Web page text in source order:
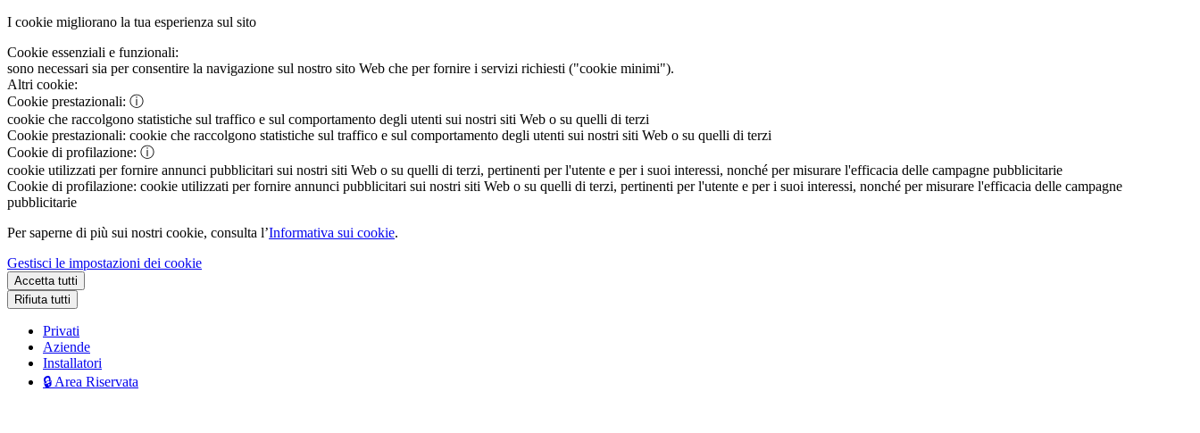
I cookie migliorano la tua esperienza sul sito
Cookie essenziali e funzionali:
sono necessari sia per consentire la navigazione sul nostro sito Web che per fornire i servizi richiesti ("cookie minimi").
Altri cookie:
Cookie prestazionali: ⓘ
cookie che raccolgono statistiche sul traffico e sul comportamento degli utenti sui nostri siti Web o su quelli di terzi
Cookie prestazionali: cookie che raccolgono statistiche sul traffico e sul comportamento degli utenti sui nostri siti Web o su quelli di terzi
Cookie di profilazione: ⓘ
cookie utilizzati per fornire annunci pubblicitari sui nostri siti Web o su quelli di terzi, pertinenti per l'utente e per i suoi interessi, nonché per misurare l'efficacia delle campagne pubblicitarie
Cookie di profilazione: cookie utilizzati per fornire annunci pubblicitari sui nostri siti Web o su quelli di terzi, pertinenti per l'utente e per i suoi interessi, nonché per misurare l'efficacia delle campagne
pubblicitarie
Per saperne di più sui nostri cookie, consulta l’Informativa sui cookie.
Gestisci le impostazioni dei cookie
Accetta tutti
Rifiuta tutti
Privati
Aziende
Installatori
🔒 Area Riservata